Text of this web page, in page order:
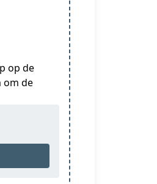
op de
om de